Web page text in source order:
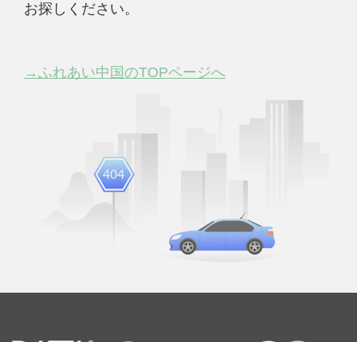
お探しください。
→ふれあい中国のTOPページへ